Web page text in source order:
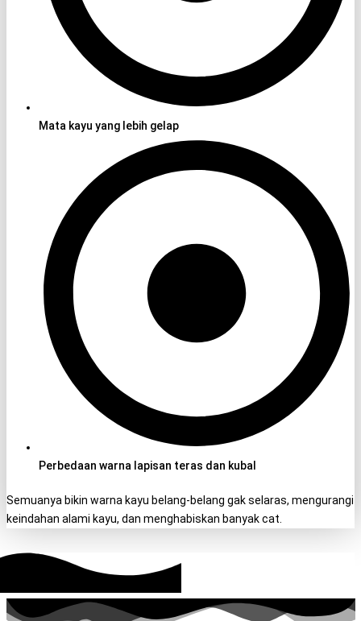
Mata kayu yang lebih gelap
Perbedaan warna lapisan teras dan kubal
Semuanya bikin warna kayu belang-belang gak selaras, mengurangi
keindahan alami kayu, dan menghabiskan banyak cat.